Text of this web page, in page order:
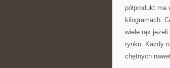
półprodukt
kilogramach.
wiele rąk
rynku. Każdy
chętnych